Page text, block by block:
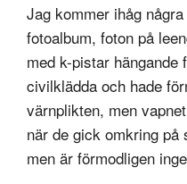
Jag kommer ihåg
fotoalbum, foton på
med k-pistar
civilklädda och hade
värnplikten, men
när de gick omkring
men är förmodligen